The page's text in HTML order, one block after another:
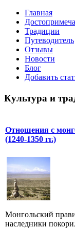
Главная
Традиции
Путеводитель
Отзывы
Новости
Блог
Добавить
Культура и
Отношения с
(1240-1350 гг.)
Монгольский
наследники